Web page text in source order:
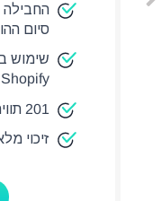
החבילה
סיום
201 תווים בעלות של SMS אחד
זיכוי